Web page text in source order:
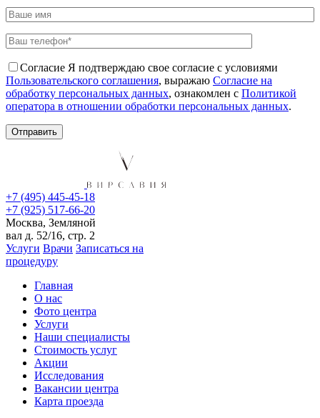
Согласие Я подтверждаю свое согласие с условиями
Пользовательского соглашения, выражаю Согласие на
обработку персональных данных, ознакомлен с Политикой
оператора в отношении обработки персональных данных.
+7 (495) 445-45-18
+7 (925) 517-66-20
Москва, Земляной
вал д. 52/16, стр. 2
Услуги Врачи Записаться на
процедуру
Главная
О нас
Фото центра
Услуги
Наши специалисты
Стоимость услуг
Акции
Исследования
Вакансии центра
Карта проезда